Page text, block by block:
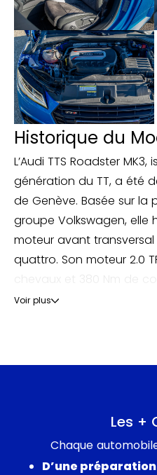
embouts chromés
droite
Style aluminium
pédalier et repose-
Système Start &
à l'AV
Transmission
Trappe à carburant
estampillage TT
Volant Sport TTS
multifonctions plus
bas avec emblème
s et palettes de
Xénon Plus incluant
Historique du
L’Audi TTS Roadster
génération du TT, a été
de Genève. Basée sur la
groupe Volkswagen, elle
moteur avant
quattro. Son moteur 2.0
puis 320 chevaux à partir
TT est entièrement
contrairement aux
carrosseries produites à
Voir plus
Les +
Chaque
D’une